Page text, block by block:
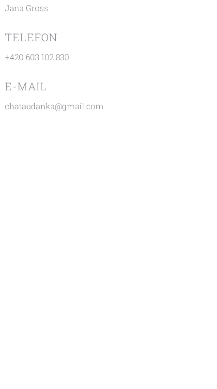
Jana Gross
TELEFON
+420 603 102 830
E-MAIL
chataudanka@gmail.com